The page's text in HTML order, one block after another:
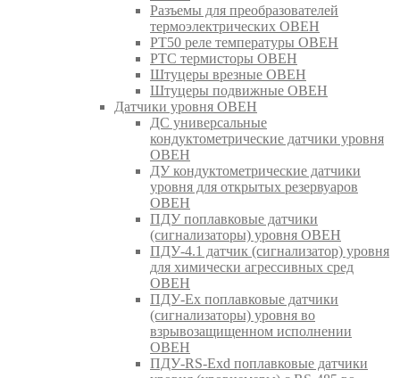
Разъемы для преобразователей
термоэлектрических ОВЕН
РТ50 реле температуры ОВЕН
РТС термисторы ОВЕН
Штуцеры врезные ОВЕН
Штуцеры подвижные ОВЕН
Датчики уровня ОВЕН
ДС универсальные
кондуктометрические датчики уровня
ОВЕН
ДУ кондуктометрические датчики
уровня для открытых резервуаров
ОВЕН
ПДУ поплавковые датчики
(сигнализаторы) уровня ОВЕН
ПДУ-4.1 датчик (сигнализатор) уровня
для химически агрессивных сред
ОВЕН
ПДУ-Ex поплавковые датчики
(сигнализаторы) уровня во
взрывозащищенном исполнении
ОВЕН
ПДУ-RS-Exd поплавковые датчики